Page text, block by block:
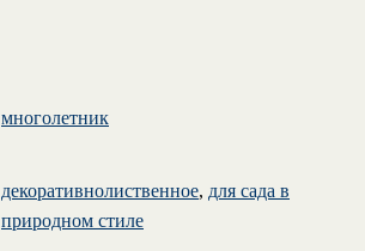
многолетник
декоративнолиственное, для сада в
природном стиле